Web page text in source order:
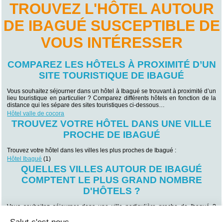
TROUVEZ L'HÔTEL AUTOUR
DE IBAGUÉ SUSCEPTIBLE DE
VOUS INTÉRESSER
COMPAREZ LES HÔTELS À PROXIMITÉ D’UN
SITE TOURISTIQUE DE IBAGUÉ
Vous souhaitez séjourner dans un hôtel à Ibagué se trouvant à proximité d’un
lieu touristique en particulier ? Comparez différents hôtels en fonction de la
distance qui les sépare des sites touristiques ci-dessous…
Hôtel valle de cocora
TROUVEZ VOTRE HÔTEL DANS UNE VILLE
PROCHE DE IBAGUÉ
Trouvez votre hôtel dans les villes les plus proches de Ibagué :
Hôtel Ibagué (1)
QUELLES VILLES AUTOUR DE IBAGUÉ
COMPTENT LE PLUS GRAND NOMBRE
D'HÔTELS ?
Vous souhaitez séjourner dans une ville particulière proche de Ibagué ?
Ibagué qui comptent le plus grand nombre d’hôtels !